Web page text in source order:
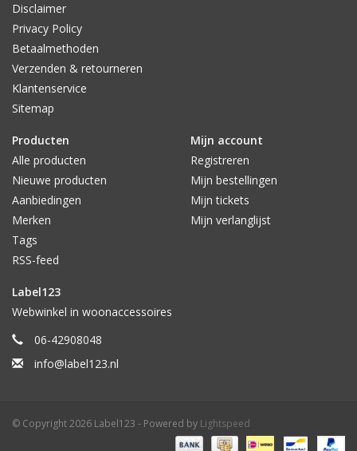
Disclaimer
Privacy Policy
Betaalmethoden
Verzenden & retourneren
Klantenservice
Sitemap
Producten
Alle producten
Nieuwe producten
Aanbiedingen
Merken
Tags
RSS-feed
Mijn account
Registreren
Mijn bestellingen
Mijn tickets
Mijn verlanglijst
Label123
Webwinkel in woonaccessoires
06-42908048
info@label123.nl
© Copyright 2026 Label123 - Powered by Lightspeed